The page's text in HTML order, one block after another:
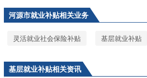
河源市就业补贴相关业务
灵活就业社会保险补贴 基层就业补贴
基层就业补贴相关资讯